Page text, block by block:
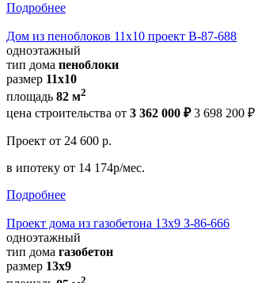
Подробнее
Дом из пеноблоков 11х10 проект В-87-688
одноэтажный
тип дома пеноблоки
размер 11x10
площадь 82 м2
цена строительства от 3 362 000 ₽ 3 698 200 ₽
Проект от 24 600 р.
в ипотеку от 14 174р/мес.
Подробнее
Проект дома из газобетона 13х9 З-86-666
одноэтажный
тип дома газобетон
размер 13x9
2